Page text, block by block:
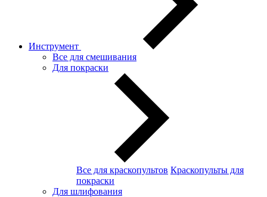
Инструмент
Все для смешивания
Для покраски
Все для краскопультов Краскопульты для
покраски
Для шлифования